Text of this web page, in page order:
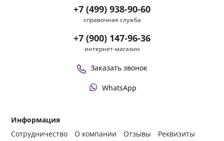
Информация
Сотрудничество
О компании Отзывы
Реквизиты
+7 (499) 938-90-60
справочная служба
+7 (900) 147-96-36
интернет-магазин
Заказать звонок
WhatsApp